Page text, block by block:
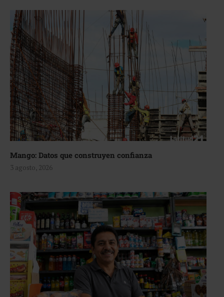
Mango: Datos que construyen confianza
3 agosto, 2026